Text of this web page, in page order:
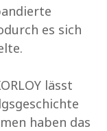
es sich
lässt
haben das